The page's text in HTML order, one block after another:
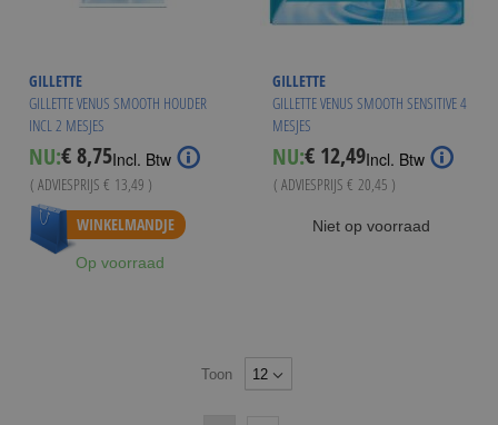
GILLETTE
GILLETTE VENUS SMOOTH HOUDER
INCL 2 MESJES
NU:Special
Price
€ 8,75Incl. Btw
( ADVIESPRIJS € 13,49 )
WINKELMANDJE
Op voorraad
GILLETTE
GILLETTE VENUS SMOOTH SENSITIVE 4
MESJES
NU:Special
Price
€ 12,49Incl. Btw
( ADVIESPRIJS € 20,45 )
Niet op voorraad
Toon